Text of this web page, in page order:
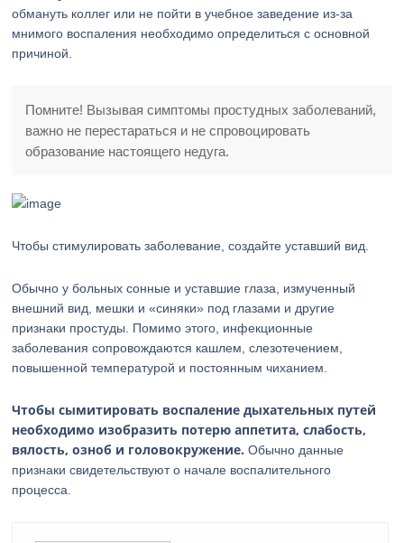
обмануть коллег или не пойти в учебное заведение из-за
мнимого воспаления необходимо определиться с основной
причиной.
Помните! Вызывая симптомы простудных заболеваний,
важно не перестараться и не спровоцировать
образование настоящего недуга.
Чтобы стимулировать заболевание, создайте уставший вид.
Обычно у больных сонные и уставшие глаза, измученный
внешний вид, мешки и «синяки» под глазами и другие
признаки простуды. Помимо этого, инфекционные
заболевания сопровождаются кашлем, слезотечением,
повышенной температурой и постоянным чиханием.
Чтобы сымитировать воспаление дыхательных путей
необходимо изобразить потерю аппетита, слабость,
вялость, озноб и головокружение. Обычно данные
признаки свидетельствуют о начале воспалительного
процесса.